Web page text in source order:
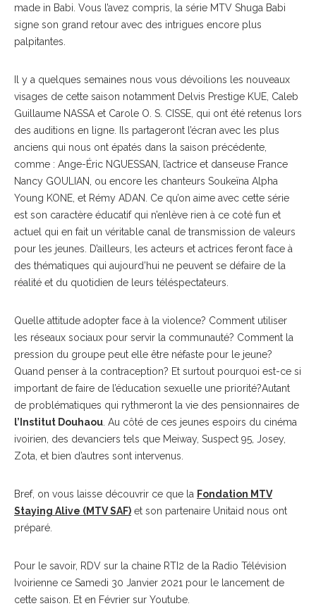
made in Babi. Vous l’avez compris, la série MTV Shuga Babi
signe son grand retour avec des intrigues encore plus
palpitantes.
Il y a quelques semaines nous vous dévoilions les nouveaux
visages de cette saison notamment Delvis Prestige KUE, Caleb
Guillaume NASSA et Carole O. S. CISSE, qui ont été retenus lors
des auditions en ligne. Ils partageront l’écran avec les plus
anciens qui nous ont épatés dans la saison précédente,
comme : Ange-Éric NGUESSAN, l’actrice et danseuse France
Nancy GOULIAN, ou encore les chanteurs Soukeïna Alpha
Young KONE, et Rémy ADAN. Ce qu’on aime avec cette série
est son caractère éducatif qui n’enlève rien à ce coté fun et
actuel qui en fait un véritable canal de transmission de valeurs
pour les jeunes. D’ailleurs, les acteurs et actrices feront face à
des thématiques qui aujourd’hui ne peuvent se défaire de la
réalité et du quotidien de leurs téléspectateurs.
Quelle attitude adopter face à la violence? Comment utiliser
les réseaux sociaux pour servir la communauté? Comment la
pression du groupe peut elle être néfaste pour le jeune?
Quand penser à la contraception? Et surtout pourquoi est-ce si
important de faire de l’éducation sexuelle une priorité?Autant
de problématiques qui rythmeront la vie des pensionnaires de
l’Institut Douhaou . Au côté de ces jeunes espoirs du cinéma
ivoirien, des devanciers tels que Meiway, Suspect 95, Josey,
Zota, et bien d’autres sont intervenus.
Bref, on vous laisse découvrir ce que la Fondation MTV
Staying Alive (MTV SAF) et son partenaire Unitaid nous ont
préparé.
Pour le savoir, RDV sur la chaine RTI2 de la Radio Télévision
Ivoirienne ce Samedi 30 Janvier 2021 pour le lancement de
cette saison. Et en Février sur Youtube.